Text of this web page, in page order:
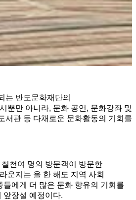
는 반도문화재단의
뿐만 아니라, 문화 공연, 문화강좌 및
서관 등 다채로운 문화활동의 기회를
천여 명의 방문객이 방문한
운지는 올 한 해도 지역 사회
들에게 더 많은 문화 향유의 기회를
앞장설 예정이다.